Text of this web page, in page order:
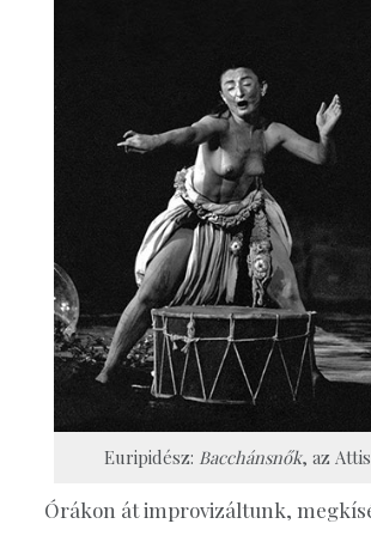
Euripidész: Bacchánsnők, az
Órákon át improvizáltunk,